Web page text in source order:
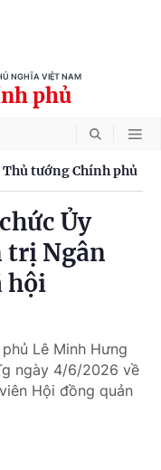
NGHĨA VIỆT NAM
phủ
tướng Chính phủ
Ủy
trị Ngân
hội
Lê Minh Hưng
ngày 4/6/2026 về
Hội đồng quản